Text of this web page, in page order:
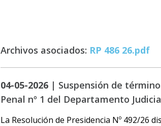
Archivos asociados: RP 486 26.pdf
04-05-2026 | Suspensión de
Penal nº 1 del Departamento
La Resolución de Presidencia Nº 492/26